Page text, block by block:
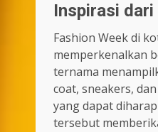
Inspirasi dari
Fashion Week di
memperkenalkan
ternama
coat, sneakers,
yang dapat
tersebut